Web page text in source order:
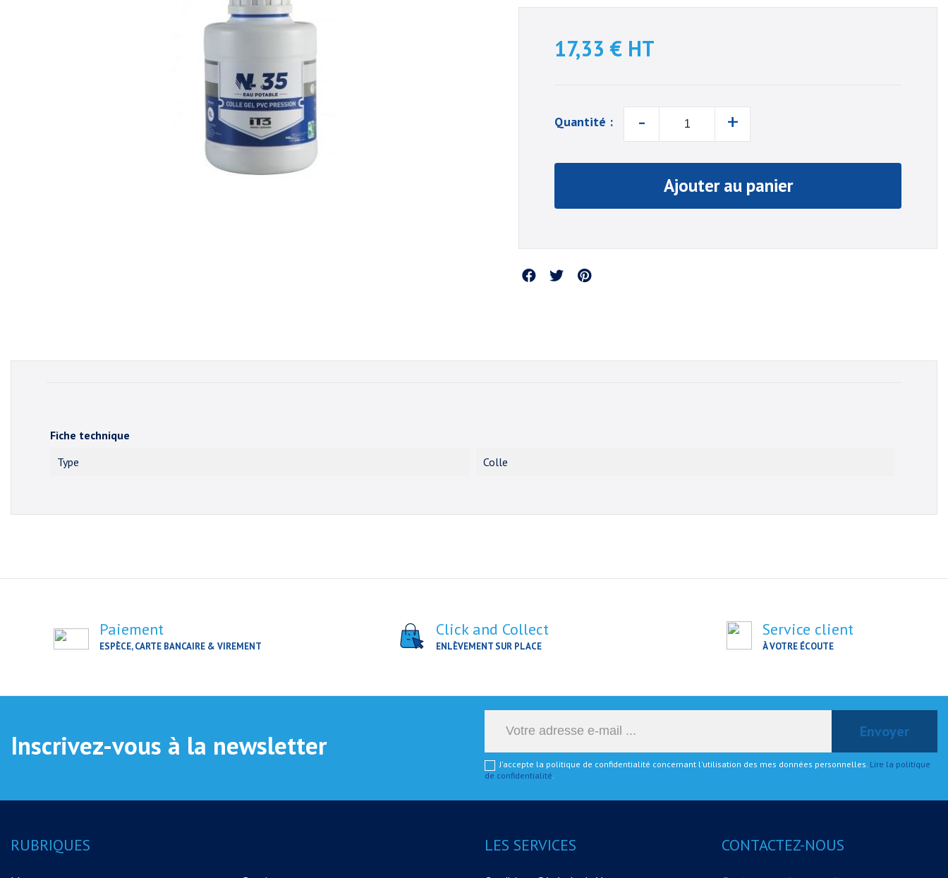
17,33 € HT
Quantité : - +
Ajouter au panier
Partager
Fiche technique
Type
Colle
Paiement
ESPÈCE, CARTE BANCAIRE & VIREMENT
Click and Collect
ENLÈVEMENT SUR PLACE
Service client
À VOTRE ÉCOUTE
Inscrivez-vous à la newsletter
J'accepte la politique de confidentialité concernant l'utilisation des mes données personnelles. Lire la politique
de confidentialité
RUBRIQUES LES SERVICES CONTACTEZ-NOUS